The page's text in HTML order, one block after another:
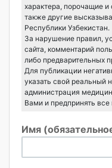
характера, порочащие
также другие
Республики Узбекистан.
За нарушение правил,
сайта, комментарий
либо предварительных
Для публикации
указать свой реальный
администрация
Вами и предпринять
Имя